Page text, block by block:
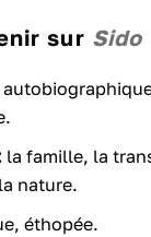
sur Sido
la famille, la
nature.
éthopée.